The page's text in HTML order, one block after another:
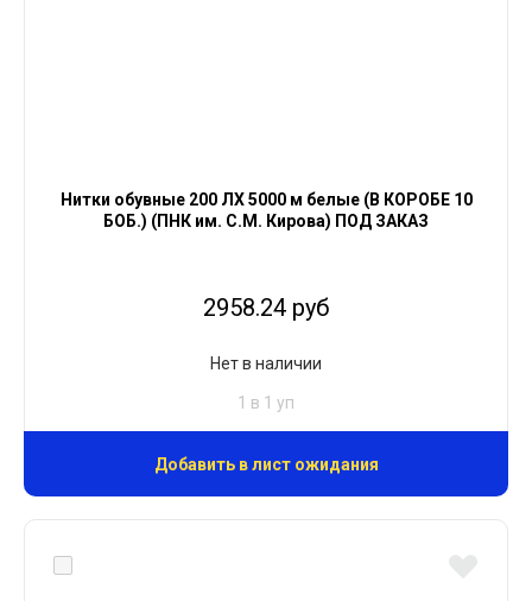
Нитки обувные 200 ЛХ 5000 м белые (В КОРОБЕ 10
БОБ.) (ПНК им. С.М. Кирова) ПОД ЗАКАЗ
2958.24 руб
Нет в наличии
1 в 1 уп
Добавить в лист ожидания